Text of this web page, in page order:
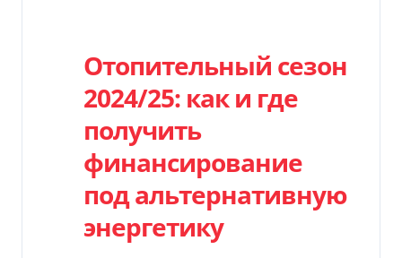
Отопительный сезон
2024/25: как и где
получить
финансирование
под альтернативную
энергетику